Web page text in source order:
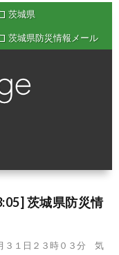
茨城県
茨城県防災情報メール
茨城県防災情
３１日２３時０３分 気